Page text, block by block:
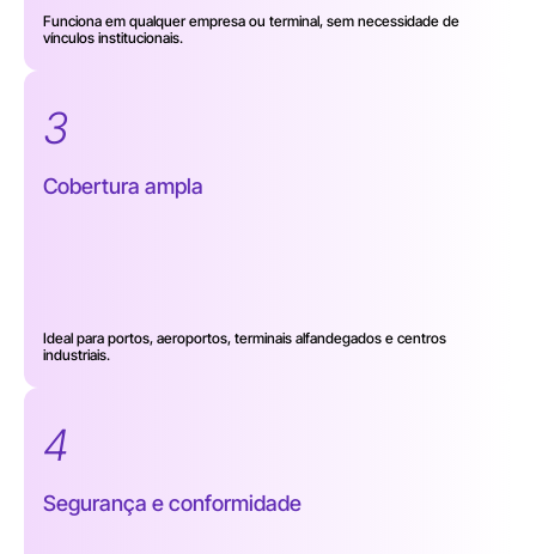
Funciona em qualquer empresa ou terminal, sem necessidade de
vínculos institucionais.
3
Cobertura ampla
Ideal para portos, aeroportos, terminais alfandegados e centros
industriais.
4
Segurança e conformidade